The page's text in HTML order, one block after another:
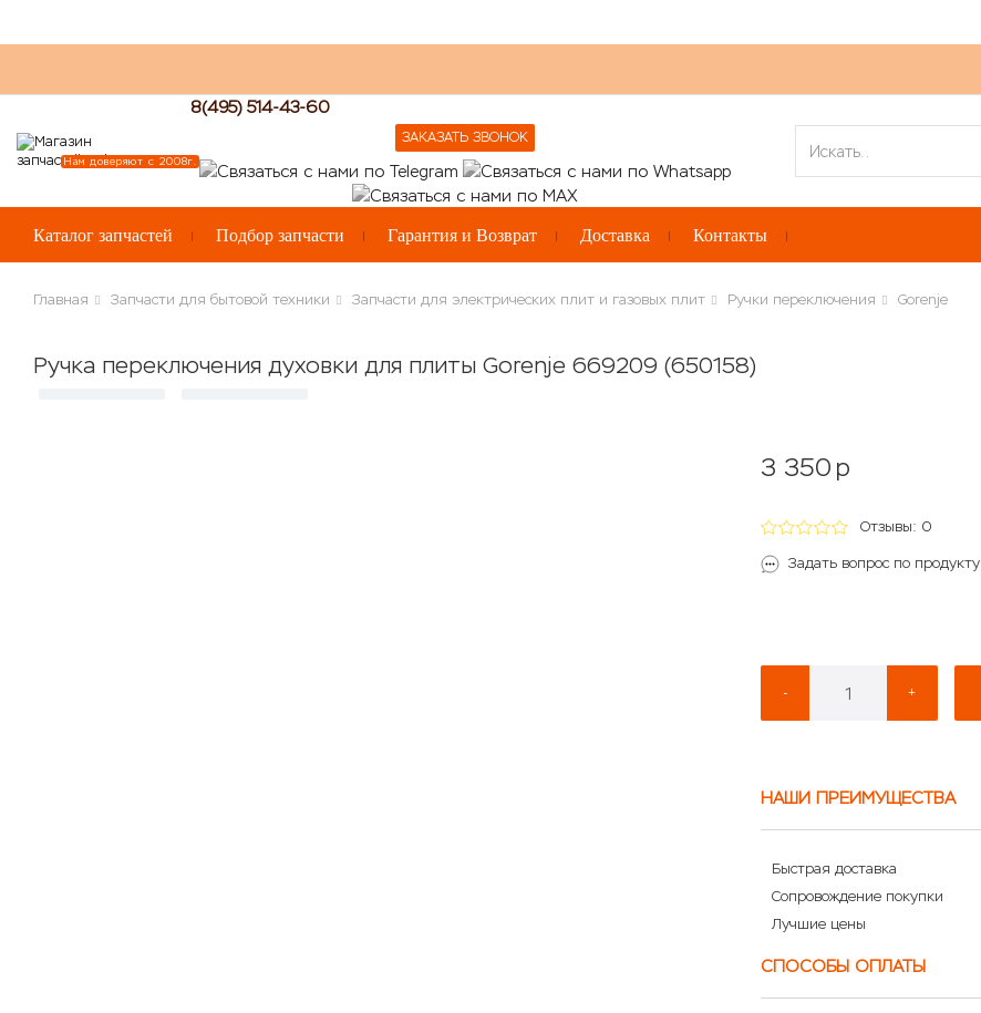
Нам доверяют с 2008г.
8(495) 514-43-60
ЗАКАЗАТЬ ЗВОНОК
Каталог запчастей Подбор запчасти Гарантия и Возврат Доставка Контакты
Главная Запчасти для бытовой техники Запчасти для электрических плит и газовых плит Ручки переключения Gorenje
Ручка переключения духовки для плиты Gorenje 669209 (650158)
3 350 p
Отзывы: 0
Задать вопрос по продукту
- +
НАШИ ПРЕИМУЩЕСТВА
Быстрая доставка
Сопровождение покупки
Лучшие цены
СПОСОБЫ ОПЛАТЫ